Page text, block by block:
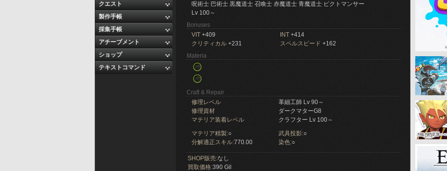
クエスト
製作手帳
採集手帳
アチーブメント
ショップ
テキストコマンド
呪術士 巴術士 黒魔道士 召喚士 赤魔道士 青魔道士 ピクトマンサー
Lv 100～
Bonuses
VIT +409 INT +414
クリティカル +231 スペルスピード +162
Materia
Craft & Repair
修理レベル
革細工師 Lv 90～
修理資材
ダークマターG8
マテリア装着レベル
クラフター Lv 100～
マテリア精製:○ 武具投影:○
分解適正スキル:770.00 染色:○
SHOP販売:なし
買取価格:390 Gil